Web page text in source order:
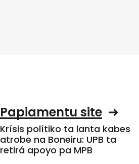
Papiamentu site
Krísis polítiko ta lanta kabes
atrobe na Boneiru: UPB ta
retirá apoyo pa MPB